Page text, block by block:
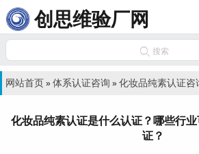
创思维验厂网
 搜索
网站首页 » 体系认证咨询 » 化妆品纯素认证咨
化妆品纯素认证是什么认证？哪些行
证？